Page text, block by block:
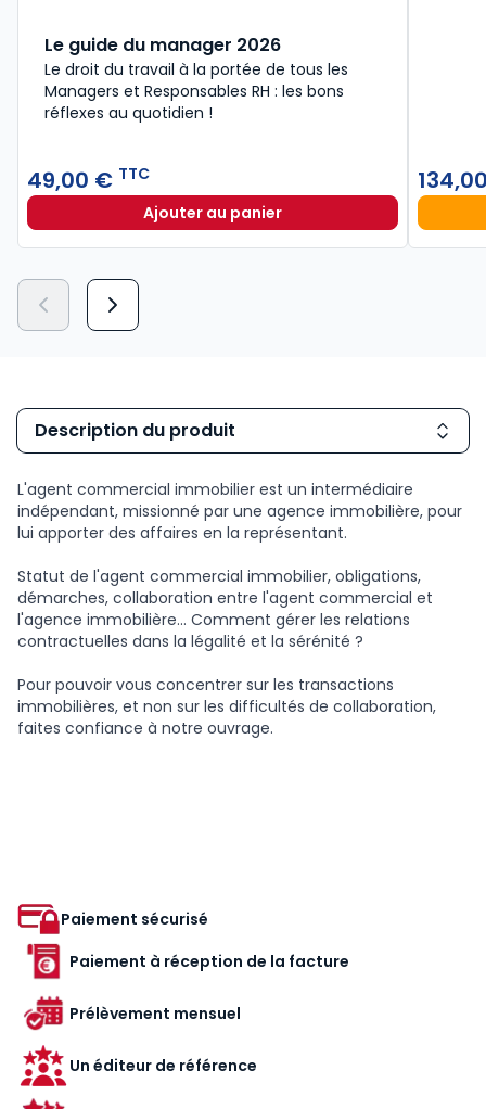
Le guide du manager 2026
Le droit du travail à la portée de tous les
Managers et Responsables RH : les bons
réflexes au quotidien !
49,00 € TTC
Ajouter au panierLe guide du manager 2026 à
Description du produit
L'agent commercial immobilier est un intermédiaire
indépendant, missionné par une agence immobilière, pour
lui apporter des affaires en la représentant.
Statut de l'agent commercial immobilier, obligations,
démarches, collaboration entre l'agent commercial et
l'agence immobilière... Comment gérer les relations
contractuelles dans la légalité et la sérénité ?
Pour pouvoir vous concentrer sur les transactions
immobilières, et non sur les difficultés de collaboration,
faites confiance à notre ouvrage.
Paiement sécurisé
Paiement à réception de la facture
Prélèvement mensuel
Un éditeur de référence